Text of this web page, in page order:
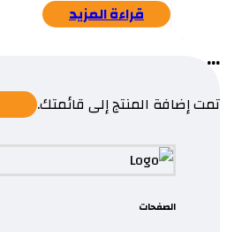
قراءة المزيد
...
تمت إضافة المنتج إلى قائمتك.
الصفحات